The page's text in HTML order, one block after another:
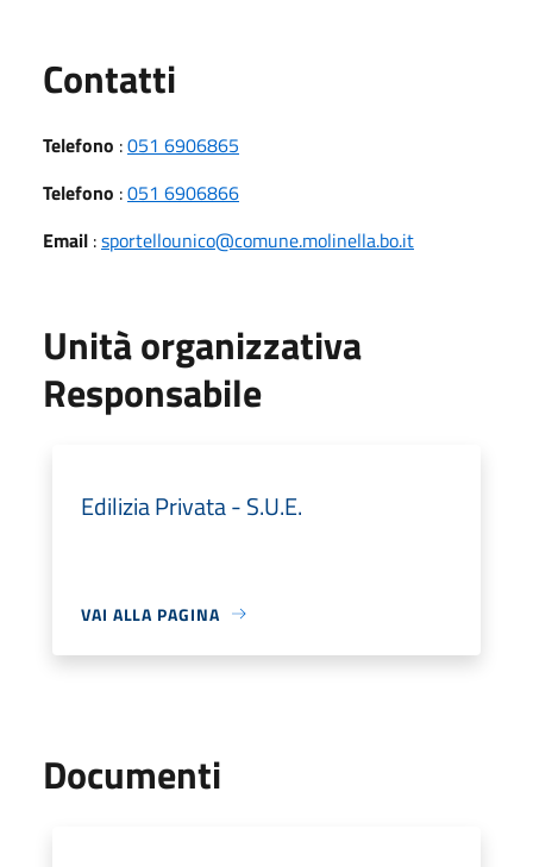
Contatti
Telefono :051 6906865
Telefono :051 6906866
Email :sportellounico@comune.molinella.bo.it
Unità organizzativa
Responsabile
Edilizia Privata - S.U.E.
VAI ALLA PAGINA
Documenti